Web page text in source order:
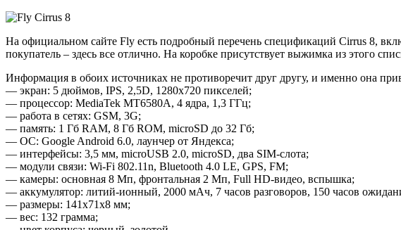
На официальном сайте Fly есть подробный перечень спецификаций Cirrus 8,
покупатель – здесь все отлично. На коробке присутствует выжимка из этого
Информация в обоих источниках не противоречит друг другу, и именно она
— экран: 5 дюймов, IPS, 2,5D, 1280х720 пикселей;
— процессор: MediaTek MT6580A, 4 ядра, 1,3 ГГц;
— работа в сетях: GSM, 3G;
— память: 1 Гб RAM, 8 Гб ROM, microSD до 32 Гб;
— ОС: Google Android 6.0, лаунчер от Яндекса;
— интерфейсы: 3,5 мм, microUSB 2.0, microSD, два SIM-слота;
— модули связи: Wi-Fi 802.11n, Bluetooth 4.0 LE, GPS, FM;
— камеры: основная 8 Мп, фронтальная 2 Мп, Full HD-видео, вспышка;
— аккумулятор: литий-ионный, 2000 мАч, 7 часов разговоров, 150 часов
— размеры: 141х71х8 мм;
— вес: 132 грамма;